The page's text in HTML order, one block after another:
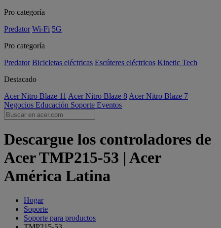
Pro categoría
Predator Wi-Fi 5G
Pro categoría
Predator Bicicletas eléctricas Escúteres eléctricos Kinetic Tech
Destacado
Acer Nitro Blaze 11 Acer Nitro Blaze 8 Acer Nitro Blaze 7
Negocios Educación Soporte Eventos
Descargue los controladores de
Acer TMP215-53 | Acer
América Latina
Hogar
Soporte
Soporte para productos